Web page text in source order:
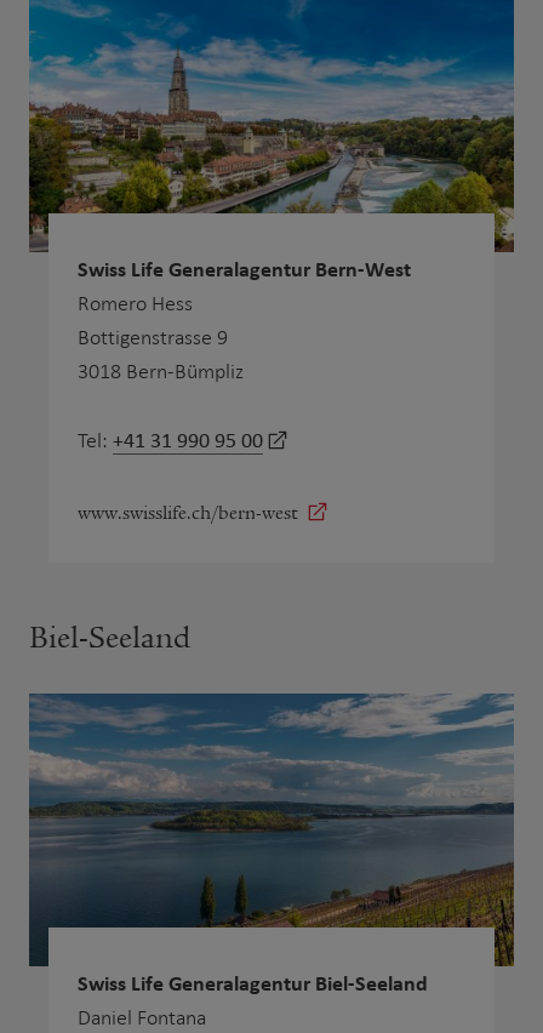
Swiss Life Generalagentur Bern-West
Romero Hess
Bottigenstrasse 9
3018 Bern-Bümpliz
Tel: +41 31 990 95 00
www.swisslife.ch/bern-west
Biel-Seeland
Swiss Life Generalagentur Biel-Seeland
Daniel Fontana